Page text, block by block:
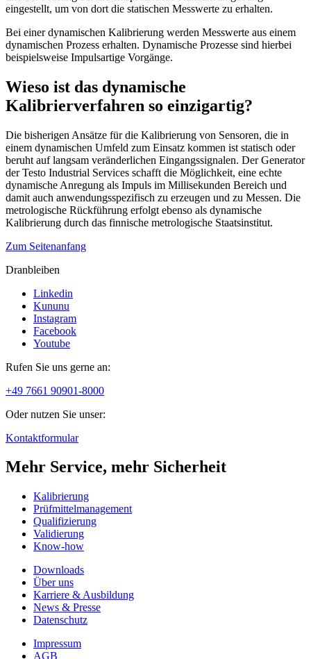
eingestellt, um von dort die statischen Messwerte zu erhalten.
Bei einer dynamischen Kalibrierung werden Messwerte aus einem
dynamischen Prozess erhalten. Dynamische Prozesse sind hierbei
beispielsweise Impulsartige Vorgänge.
Wieso ist das dynamische
Kalibrierverfahren so einzigartig?
Die bisherigen Ansätze für die Kalibrierung von Sensoren, die in
einem dynamischen Umfeld zum Einsatz kommen ist statisch oder
beruht auf langsam veränderlichen Eingangssignalen. Der Generator
der Testo Industrial Services schafft die Möglichkeit, eine echte
dynamische Anregung als Impuls im Millisekunden Bereich und
damit auch anwendungsspezifisch zu erzeugen und zu Messen. Die
metrologische Rückführung erfolgt ebenso als dynamische
Kalibrierung durch das finnische metrologische Staatsinstitut.
Zum Seitenanfang
Dranbleiben
Linkedin
Kununu
Instagram
Facebook
Youtube
Rufen Sie uns gerne an:
+49 7661 90901-8000
Oder nutzen Sie unser:
Kontaktformular
Mehr Service, mehr Sicherheit
Kalibrierung
Prüfmittelmanagement
Qualifizierung
Validierung
Know-how
Downloads
Über uns
Karriere & Ausbildung
News & Presse
Datenschutz
Impressum
AGB